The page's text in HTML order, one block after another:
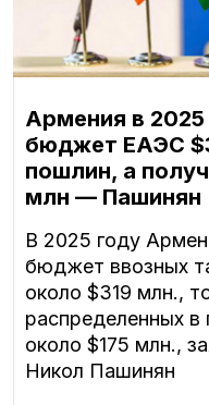
Армения в 2025
бюджет ЕАЭС
пошлин, а
млн — Пашинян
В 2025 году
бюджет ввозных
около $319 млн.,
распределенных в
около $175 млн.,
Никол Пашинян